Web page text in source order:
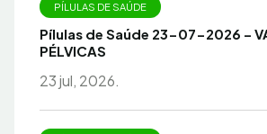
PÍLULAS DE SAÚDE
Pílulas de Saúde 23-07-2026 –
PÉLVICAS
23 jul, 2026.